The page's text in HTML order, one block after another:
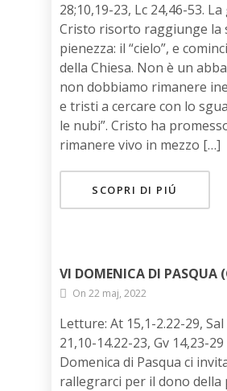
28;10,19-23, Lc 24,46-53.
Cristo risorto raggiunge la
pienezza: il “cielo”, e
della Chiesa. Non è un
non dobbiamo rimanere
e tristi a cercare con lo
le nubi”. Cristo ha
rimanere vivo in mezzo […]
SCOPRI DI PIÚ
VI DOMENICA DI PASQUA
On 22 maj, 2022
Letture: At 15,1-2.22-29, Sal
21,10-14.22-23, Gv 14,23-
Domenica di Pasqua ci
rallegrarci per il dono della